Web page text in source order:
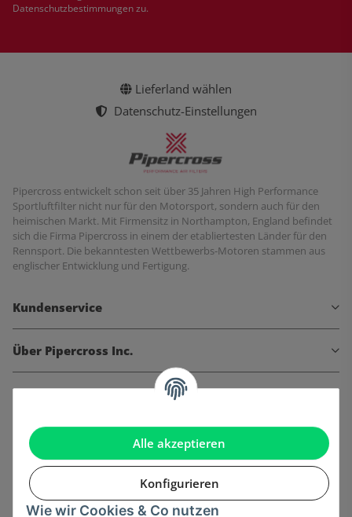
Alle akzeptieren
Konfigurieren
Wie wir Cookies & Co nutzen
Datenschutzbestimmungenzu.
Lieferland wählen
Datenschutz-Einstellungen
Pipercross entwickelt schon seit über 35 Jahren High Performance
Sportluftfilter nicht nur für den Motorsport, sondern auch für den
heimischen Markt. Mit Firmensitz in Northampton, England befindet
sich die Firma Pipercross in einem der etabliertesten Länder für den
Rennsport. Die bekanntesten Wettbewerbs-Motoren stammen aus
englischer Entwicklung und Fertigung.
Kundenservice
Über Pipercross Inc.
Informationen
Gesetzliche Informationen